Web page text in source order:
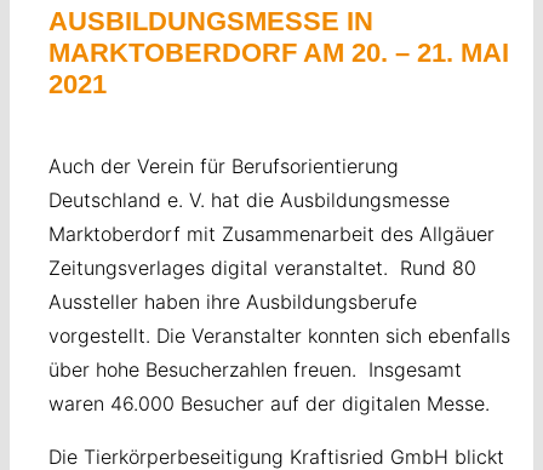
AKTUELLES
DOWNLOADS
AUSBILDUNGSMESSE IN
MARKTOBERDORF AM 20. – 21. MAI
2021
Auch der Verein für Berufsorientierung
Deutschland e. V. hat die Ausbildungsmesse
Marktoberdorf mit Zusammenarbeit des Allgäuer
Zeitungsverlages digital veranstaltet. Rund 80
Aussteller haben ihre Ausbildungsberufe
vorgestellt. Die Veranstalter konnten sich ebenfalls
über hohe Besucherzahlen freuen. Insgesamt
waren 46.000 Besucher auf der digitalen Messe.
Die Tierkörperbeseitigung Kraftisried GmbH blickt